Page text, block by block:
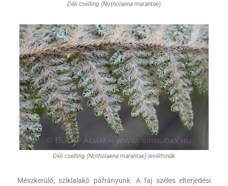
Déli cselling (Notholaena marantae)
Déli cselling (Notholaena marantae) levélfonák
Mészkerülő, sziklalakó páfrányunk. A faj széles elterjedési